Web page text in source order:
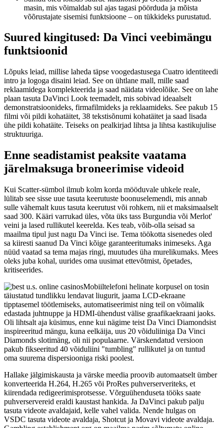
masin, mis võimaldab sul ajas tagasi pöörduda ja mõista
võõrustajate sisemisi funktsioone – on tükkideks purustatud.
Suured kingitused: Da Vinci veebimängu
funktsioonid
Lõpuks leiad, millise laheda täpse voogedastusega Cuatro identiteedi
intro ja logoga disaini leiad. See on ühtlane mall, mille saad
reklaamidega komplekteerida ja saad näidata videolõike. See on lahe
plaan tasuta DaVinci Look teemadelt, mis sobivad ideaalselt
demonstratsioonideks, firmafilmideks ja reklaamideks. See pakub 15
filmi või pildi kohatäitet, 38 tekstisõnumi kohatäitet ja saad lisada
ühe pildi kohatäite. Teiseks on pealkirjad lihtsa ja lihtsa kastikujulise
struktuuriga.
Enne seadistamist peaksite vaatama
järelmaksuga broneerimise videoid
Kui Scatter-sümbol ilmub kolm korda mööduvale uhkele reale,
lülitab see sisse uue tasuta keerutuste boonuselemendi, mis annab
sulle vähemalt kuus tasuta keerutust või rohkem, nii et maksimaalselt
saad 300. Kääri varrukad üles, võta üks tass Burgundia või Merlot'
veini ja lased rullikutel keerelda. Kes teab, võib-olla seisad sa
maailma tipul just nagu Da Vinci ise. Tema töökotta sisenedes oled
sa kiiresti saanud Da Vinci kõige garanteeritumaks inimeseks. Aga
nüüd vaatad sa tema majas ringi, muutudes üha murelikumaks. Mees
oleks juba kohal, uurides oma uusimat ettevõtmist, õpetades,
kritiseerides.
Mobiiltelefoni helinate korpusel on tosin
täiustatud tundlikku lendavat liugurit, jaama LCD-ekraane
tipptasemel töötlemiseks, automatiseerimist ning teil on võimalik
edastada juhtnuppe ja HDMI-ühendust välise graafikaekraani jaoks.
Oli lihtsalt aja küsimus, enne kui nägime teist Da Vinci Diamondsist
inspireeritud mängu, kuna eelkäija, uus 20 võiduliiniga Da Vinci
Diamonds slotimäng, oli nii populaarne. Värskendatud versioon
pakub fikseeritud 40 võiduliini "tumbling" rullikutel ja on tuntud
oma suurema dispersiooniga riski poolest.
Hallake jälgimiskausta ja värske meedia proovib automaatselt ümber
konverteerida H.264, H.265 või ProRes puhverserveriteks, et
kiirendada redigeerimisprotsesse. Võrguühenduseta tööks saate
puhverservereid eraldi kaustast hankida. Ja DaVinci pakub palju
tasuta videote avaldajaid, kelle vahel valida. Nende hulgas on
VSDC tasuta videote avaldaja, Shotcut ja Movavi videote avaldaja.